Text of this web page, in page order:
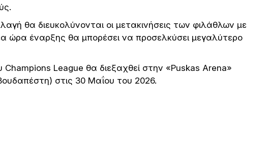
θα διευκολύνονται οι μετακινήσεις των φιλάθλων με
ώρα έναρξης θα μπορέσει να προσελκύσει μεγαλύτερο
Champions League θα διεξαχθεί στην «Puskas Arena»
στις 30 Μαΐου του 2026.